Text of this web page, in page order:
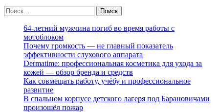
64-летний мужчина погиб во время работы с
мотоблоком
Почему громкость — не главный показатель
эффективности слухового аппарата
Dermatime: профессиональная косметика для ухода за
кожей — обзор бренда и средств
Как совмещать работу, учёбу и профессиональное
развитие
В спальном корпусе детского лагеря под Барановичами
произошёл пожар